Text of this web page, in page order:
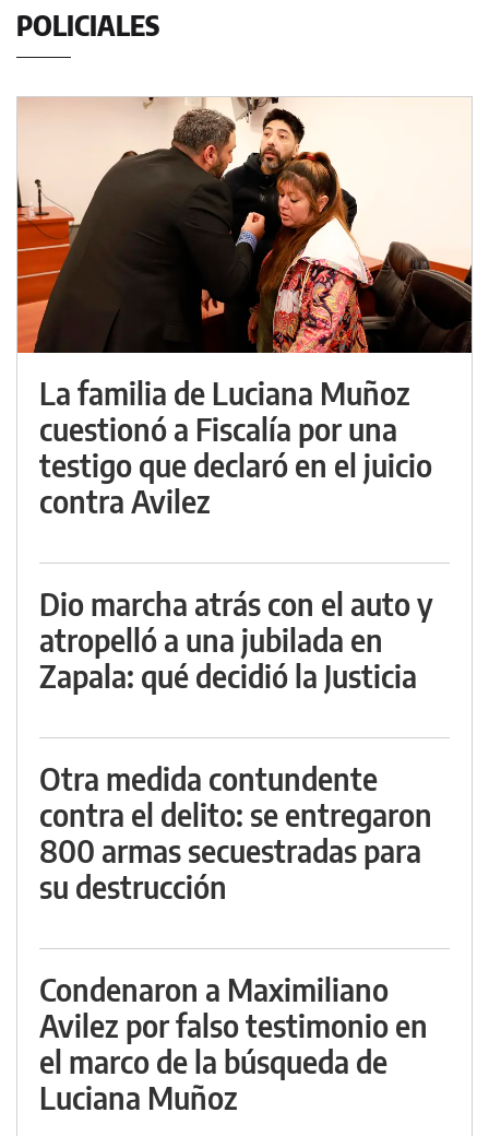
POLICIALES
La familia de Luciana Muñoz
cuestionó a Fiscalía por una
testigo que declaró en el juicio
contra Avilez
Dio marcha atrás con el auto y
atropelló a una jubilada en
Zapala: qué decidió la Justicia
Otra medida contundente
contra el delito: se entregaron
800 armas secuestradas para
su destrucción
Condenaron a Maximiliano
Avilez por falso testimonio en
el marco de la búsqueda de
Luciana Muñoz